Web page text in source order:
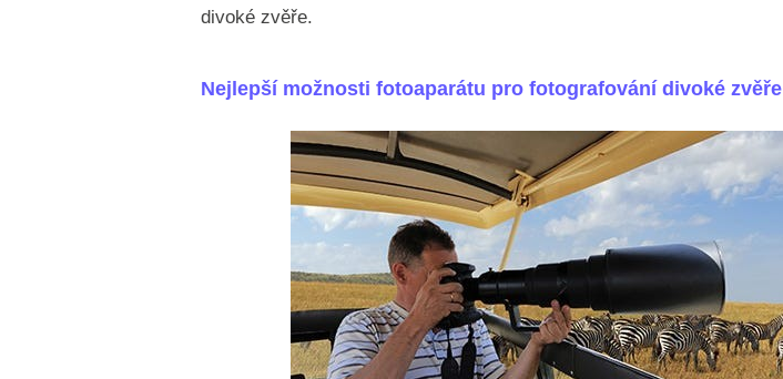
divoké zvěře.
Nejlepší možnosti fotoaparátu pro fotografování divoké zvěře